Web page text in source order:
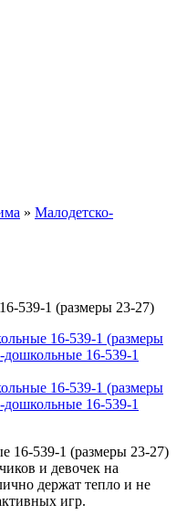
» Малодетско-
539-1 (размеры 23-27)